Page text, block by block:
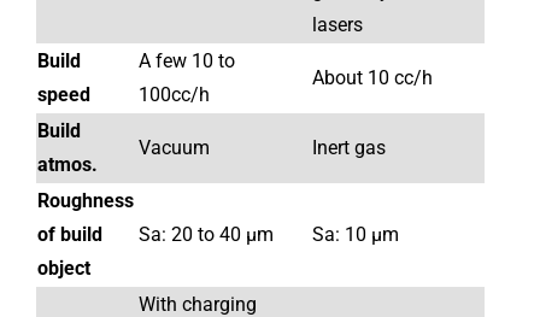
lasers
Build
speed
A few 10 to
100cc/h
About 10 cc/h
Build
atmos.
Vacuum Inert gas
Roughness
of build
object
Sa: 20 to 40 µm Sa: 10 µm
With charging